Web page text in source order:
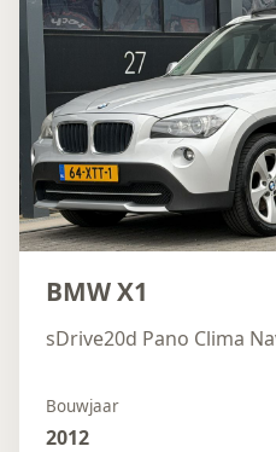
BMW X1
sDrive20d Pano Clima
Bouwjaar
2012